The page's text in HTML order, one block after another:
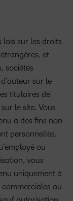
lois sur les droits
et
sociétés
sur le
titulaires de
le site. Vous
à des fins non
personnelles.
ou
vous
uniquement à
commerciales au